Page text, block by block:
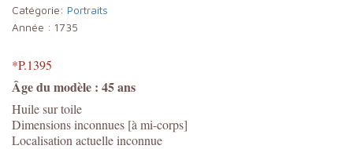
Catégorie: Portraits
Année : 1735
*P.1395
Âge du modèle : 45 ans
Huile sur toile
Dimensions inconnues [à mi-corps]
Localisation actuelle inconnue